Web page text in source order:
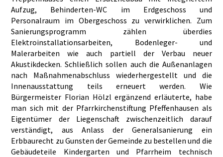
Aufzug, Behinderten-WC im Erdgeschoss und
Personalraum im Obergeschoss zu verwirklichen. Zum
Sanierungsprogramm zählen überdies
Elektroinstallationsarbeiten, Bodenleger- und
Malerarbeiten wie auch partiell der Verbau neuer
Akustikdecken. Schließlich sollen auch die Außenanlagen
nach Maßnahmenabschluss wiederhergestellt und die
Innenausstattung teils erneuert werden. Wie
Bürgermeister Florian Hölzl ergänzend erläuterte, habe
man sich mit der Pfarrkirchenstiftung Pfeffenhausen als
Eigentümer der Liegenschaft zwischenzeitlich darauf
verständigt, aus Anlass der Generalsanierung ein
Erbbaurecht zu Gunsten der Gemeinde zu bestellen und die
Gebäudeteile Kindergarten und Pfarrheim technisch